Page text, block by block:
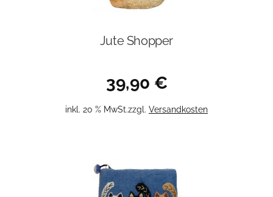
Jute Shopper
39,90 €
inkl. 20 % MwSt.zzgl. Versandkosten